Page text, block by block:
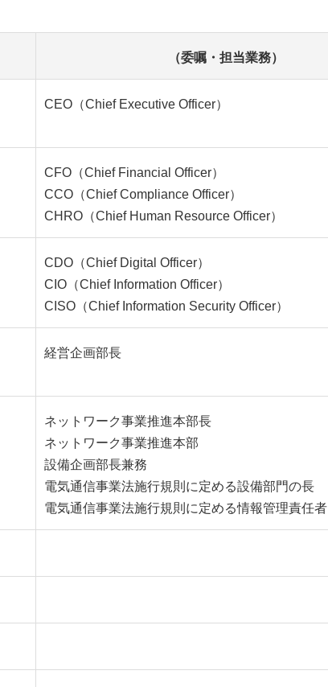
（委嘱・担当業務）
CEO（Chief Executive Officer）
CFO（Chief Financial Officer）
CCO（Chief Compliance Officer）
CHRO（Chief Human Resource Officer）
CDO（Chief Digital Officer）
CIO（Chief Information Officer）
CISO（Chief Information Security Officer）
経営企画部長
ネットワーク事業推進本部長
ネットワーク事業推進本部
設備企画部長兼務
電気通信事業法施行規則に定める設備部門の長
電気通信事業法施行規則に定める情報管理責任者